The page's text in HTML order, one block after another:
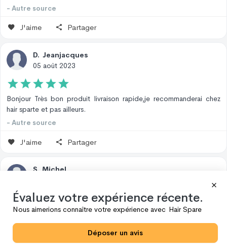
- Autre source
J'aime Partager
D. Jeanjacques
05 août 2023
Bonjour Très bon produit livraison rapide,je recommanderai chez
hair sparte et pas ailleurs.
- Autre source
J'aime Partager
S
Michel
Livraison et produits comme prévu 👍👍👍
- Autre source
J'aime Partager
Évaluez votre expérience récente.
Nous aimerions connaître votre expérience avec Hair Spare
Déposer un avis